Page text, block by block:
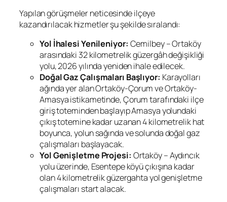
Yapılan görüşmeler neticesinde ilçeye
kazandırılacak hizmetler şu şekilde sıralandı:
Yol İhalesi Yenileniyor: Cemilbey – Ortaköy
arasındaki 32 kilometrelik güzergâh değişikliği
yolu, 2026 yılında yeniden ihale edilecek.
Doğal Gaz Çalışmaları Başlıyor: Karayolları
ağında yer alan Ortaköy-Çorum ve Ortaköy-
Amasya istikametinde, Çorum tarafındaki ilçe
giriş toteminden başlayıp Amasya yolundaki
çıkış totemine kadar uzanan 4 kilometrelik hat
boyunca, yolun sağında ve solunda doğal gaz
çalışmaları başlayacak.
Yol Genişletme Projesi: Ortaköy – Aydıncık
yolu üzerinde, Esentepe köyü çıkışına kadar
olan 4 kilometrelik güzergahta yol genişletme
çalışmaları start alacak.